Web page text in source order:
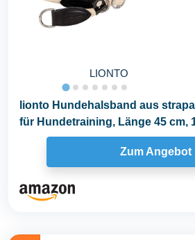
LIONTO
lionto Hundehalsband aus
für Hundetraining, Länge 45 cm,
Zum Angebot